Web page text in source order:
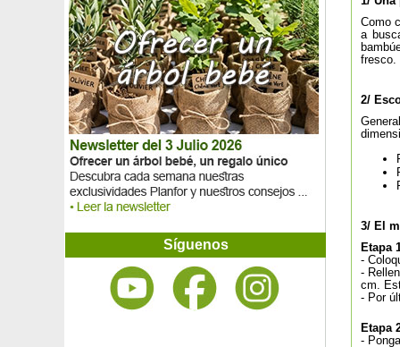
Brezo enano blanco
Brezo enano Limoncello
Brezo enano rojo
Brezo enano rosa
Brezo rosa de Cornualles
Budelia Amarillo 'Sungold'
Budelia Bicolor 'Flower Power'
Buganvilla 2 colores
Buganvilla blanca
Buganvilla malva
Buganvilla naranja
Buganvilla roja
Cafetero de Kentucky, Raigón del Canadá
Calamondín
Calathea, follaje de cebra
Calathea, follaje lanceolado
Síguenos
Como
a
fresco.
2/
3/ El
Etapa
-
-
cm.
- Por
Etapa
-